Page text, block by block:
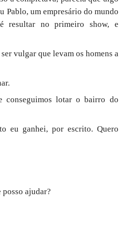
Pablo, um empresário do mundo
resultar no primeiro show, e
vulgar que levam os homens a
conseguimos lotar o bairro do
eu ganhei, por escrito. Quero
ajudar?